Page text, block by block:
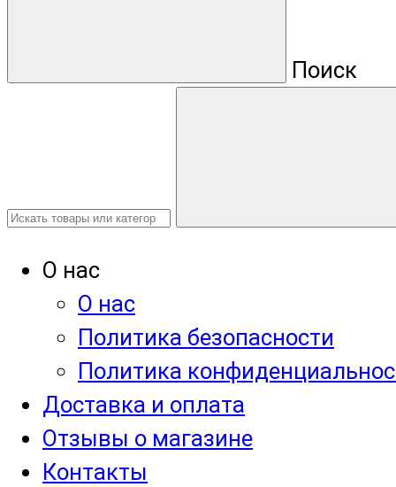
Поиск
О нас
О нас
Политика безопасности
Политика
Доставка и оплата
Отзывы о магазине
Контакты